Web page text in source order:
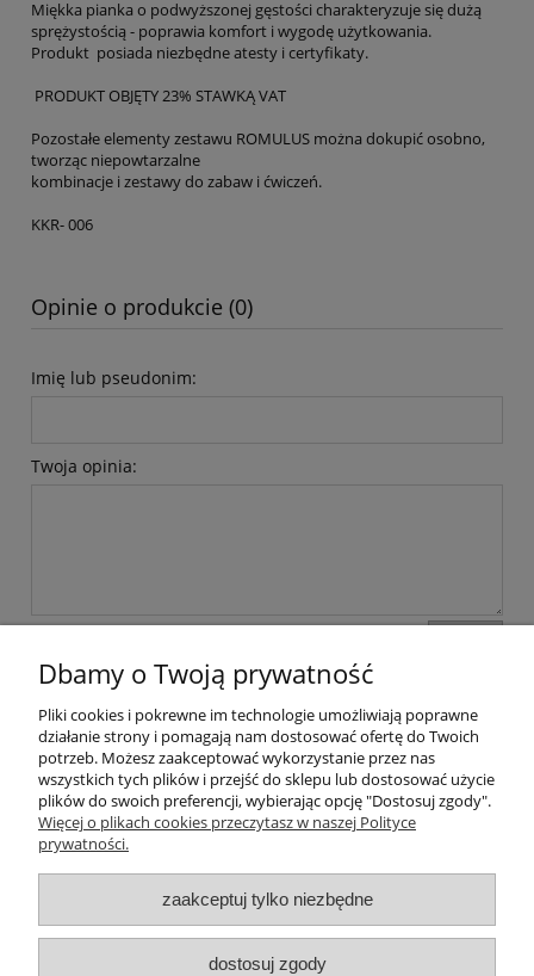
Miękka pianka o podwyższonej gęstości charakteryzuje się dużą
sprężystością - poprawia komfort i wygodę użytkowania.
Produkt posiada niezbędne atesty i certyfikaty.
PRODUKT OBJĘTY 23% STAWKĄ VAT
Pozostałe elementy zestawu ROMULUS można dokupić osobno,
tworząc niepowtarzalne
kombinacje i zestawy do zabaw i ćwiczeń.
KKR- 006
Opinie o produkcie (0)
Imię lub pseudonim:
Twoja opinia:
Pomoc
Dostawa
Gwarancja i zwroty
O firmie
Dbamy o Twoją prywatność
Pliki cookies i pokrewne im technologie umożliwiają poprawne
działanie strony i pomagają nam dostosować ofertę do Twoich
potrzeb. Możesz zaakceptować wykorzystanie przez nas
wszystkich tych plików i przejść do sklepu lub dostosować użycie
plików do swoich preferencji, wybierając opcję "Dostosuj zgody".
Więcej o plikach cookies przeczytasz w naszej Polityce
prywatności.
zaakceptuj tylko niezbędne
dostosuj zgody